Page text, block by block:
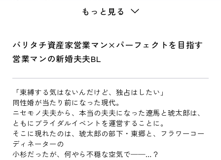
もっと見る
バリタチ資産家営業マン×パーフェクトを目指す
営業マンの新婚夫夫BL
「束縛する気はないんだけど、独占はしたい」
同性婚が当たり前になった現代。
ニセモノ夫夫から、本当の夫夫になった遼馬と琥太郎は、
ともにブライダルイベントを運営することに。
そこに現れたのは、琥太郎の部下・東郷と、フラワーコー
ディネーターの
小杉だったが、何やら不穏な空気で──…？